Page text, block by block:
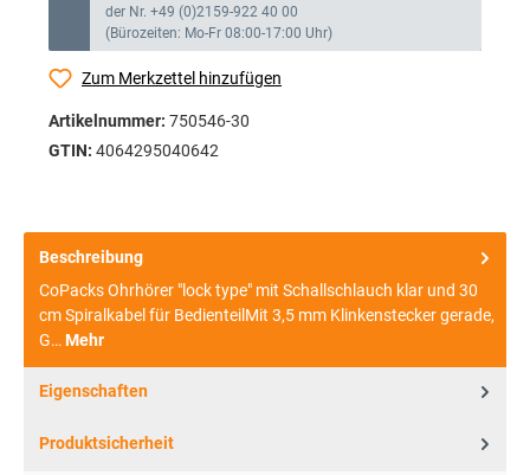
der Nr. +49 (0)2159-922 40 00
(Bürozeiten: Mo-Fr 08:00-17:00 Uhr)
Zum Merkzettel hinzufügen
Artikelnummer: 750546-30
GTIN: 4064295040642
Beschreibung
CoPacks Ohrhörer "lock type" mit Schallschlauch klar und 30
cm Spiralkabel für BedienteilMit 3,5 mm Klinkenstecker gerade,
G…Mehr
Eigenschaften
Produktsicherheit